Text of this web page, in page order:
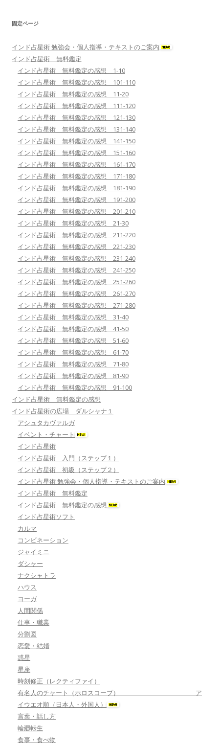
固定ページ
インド占星術 勉強会・個人指導・テキストのご案内
インド占星術 無料鑑定
インド占星術 無料鑑定の感想 1-10
インド占星術 無料鑑定の感想 101-110
インド占星術 無料鑑定の感想 11-20
インド占星術 無料鑑定の感想 111-120
インド占星術 無料鑑定の感想 121-130
インド占星術 無料鑑定の感想 131-140
インド占星術 無料鑑定の感想 141-150
インド占星術 無料鑑定の感想 151-160
インド占星術 無料鑑定の感想 161-170
インド占星術 無料鑑定の感想 171-180
インド占星術 無料鑑定の感想 181-190
インド占星術 無料鑑定の感想 191-200
インド占星術 無料鑑定の感想 201-210
インド占星術 無料鑑定の感想 21-30
インド占星術 無料鑑定の感想 211-220
インド占星術 無料鑑定の感想 221-230
インド占星術 無料鑑定の感想 231-240
インド占星術 無料鑑定の感想 241-250
インド占星術 無料鑑定の感想 251-260
インド占星術 無料鑑定の感想 261-270
インド占星術 無料鑑定の感想 271-280
インド占星術 無料鑑定の感想 31-40
インド占星術 無料鑑定の感想 41-50
インド占星術 無料鑑定の感想 51-60
インド占星術 無料鑑定の感想 61-70
インド占星術 無料鑑定の感想 71-80
インド占星術 無料鑑定の感想 81-90
インド占星術 無料鑑定の感想 91-100
インド占星術 無料鑑定の感想
インド占星術の広場 ダルシャナ１
アシュタカヴァルガ
イベント・チャート
インド占星術
インド占星術 入門（ステップ１）
インド占星術 初級（ステップ２）
インド占星術 勉強会・個人指導・テキストのご案内
インド占星術 無料鑑定
インド占星術 無料鑑定の感想
インド占星術ソフト
カルマ
コンビネーション
ジャイミニ
ダシャー
ナクシャトラ
ハウス
ヨーガ
人間関係
仕事・職業
分割図
恋愛・結婚
惑星
星座
時刻修正（レクティファイ）
有名人のチャート（ホロスコープ） ア
イウエオ順（日本人・外国人）
言葉・話し方
輪廻転生
食事・食べ物